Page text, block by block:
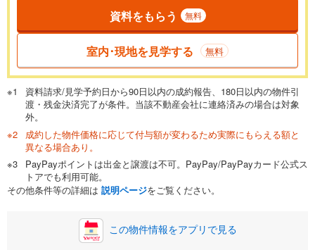
一般的には最長35年まで借り入れ可能です。多くの金融機関
が完済時の年齢は80歳までを条件としています。
閉じる
頭金 万円
0万円 2,080万円
自己資金から住宅購入にかけられる金額を入力してくださ
い。一般的には物件価格の2割までが目安です。
閉じる
ボーナス
万円
0円
資料をもらう 無料
室内･現地を見学する 無料
資料請求/見学予約日から90日以内の成約報告、180日以内の物件引
渡・残金決済完了が条件。当該不動産会社に連絡済みの場合は対象
外。
成約した物件価格に応じて付与額が変わるため実際にもらえる額と
異なる場合あり。
PayPayポイントは出金と譲渡は不可。PayPay/PayPayカード公式ス
トアでも利用可能。
その他条件等の詳細は 説明ページをご覧ください。
この物件情報をアプリで見る